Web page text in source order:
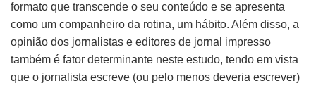
formato que transcende o seu conteúdo e se apresenta
como um companheiro da rotina, um hábito. Além disso, a
opinião dos jornalistas e editores de jornal impresso
também é fator determinante neste estudo, tendo em vista
que o jornalista escreve (ou pelo menos deveria escrever)